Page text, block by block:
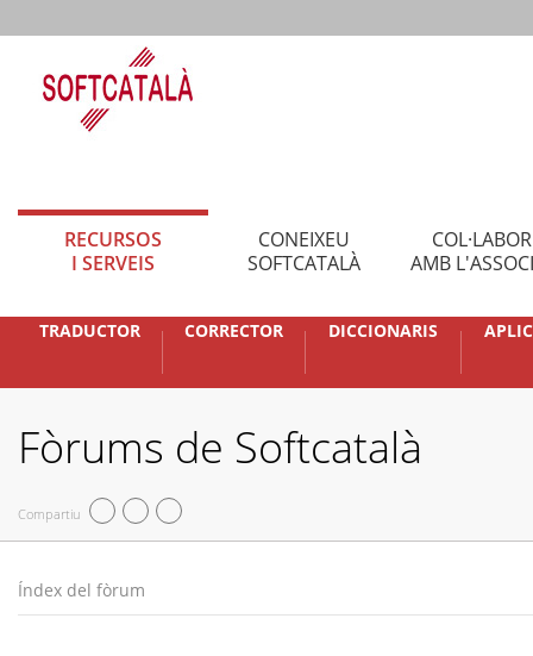
RECURSOS
I SERVEIS
CONEIXEU
SOFTCATALÀ
AMB
TRADUCTOR CORRECTOR DICCIONARIS
Fòrums de Softcatalà
Compartiu
Índex del fòrum